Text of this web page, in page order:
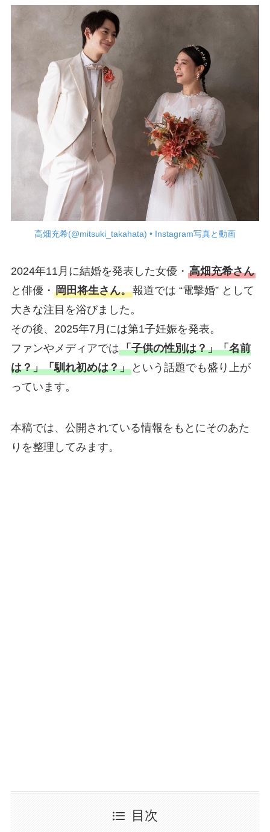
高畑充希(@mitsuki_takahata) • Instagram写真と動画
2024年11月に結婚を発表した女優・ 高畑充希さん
と俳優・ 岡田将生さん。報道では “電撃婚” として
大きな注目を浴びました。
その後、2025年7月には第1子妊娠を発表。
ファンやメディアでは「子供の性別は？」「名前
は？」「馴れ初めは？」という話題でも盛り上が
っています。
本稿では、公開されている情報をもとにそのあた
りを整理してみます。
目次